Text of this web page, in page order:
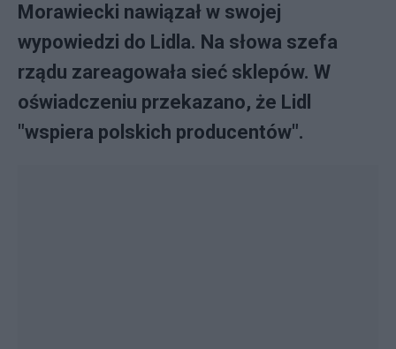
Morawiecki nawiązał w swojej
wypowiedzi do Lidla. Na słowa szefa
rządu zareagowała sieć sklepów. W
oświadczeniu przekazano, że Lidl
"wspiera polskich producentów".